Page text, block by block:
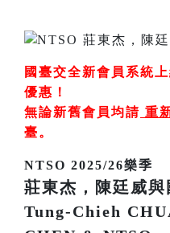
國臺交全新會員系統
優惠！
無論新舊會員均請 重
臺。
NTSO 2025/26樂季
莊東杰，陳廷威與
Tung-Chieh